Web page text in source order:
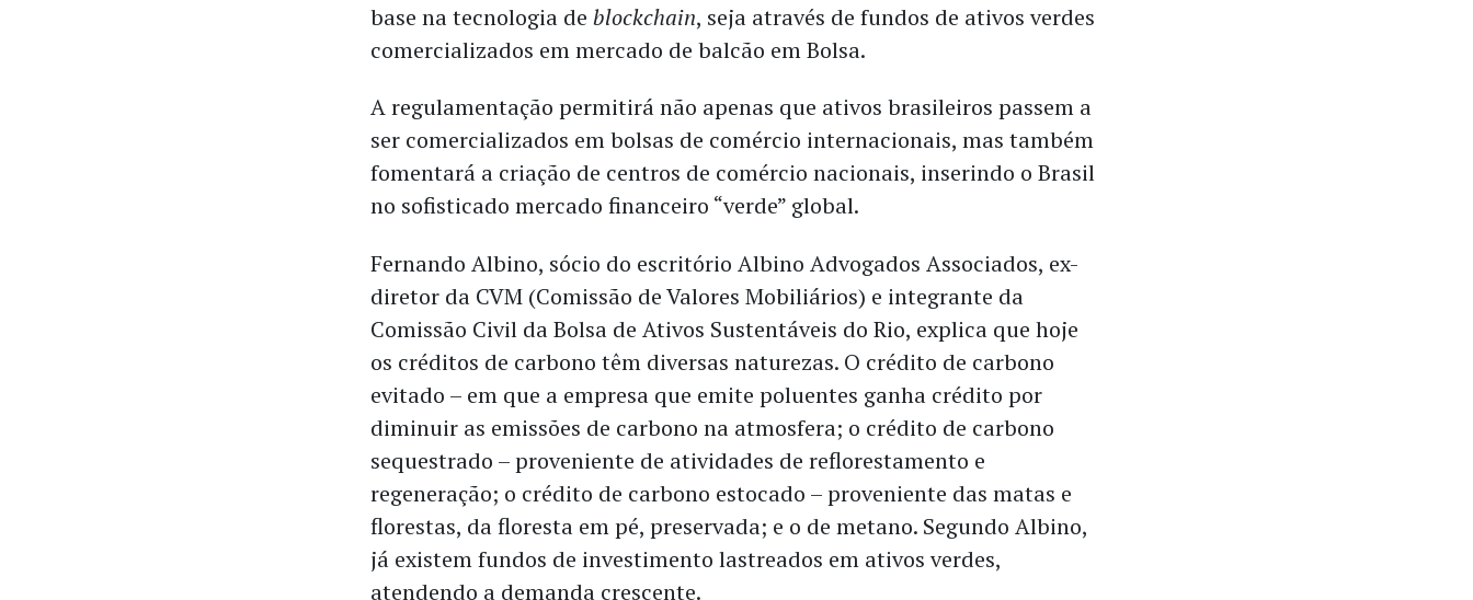
base na tecnologia de blockchain, seja através de fundos de ativos verdes
comercializados em mercado de balcão em Bolsa.
A regulamentação permitirá não apenas que ativos brasileiros passem a
ser comercializados em bolsas de comércio internacionais, mas também
fomentará a criação de centros de comércio nacionais, inserindo o Brasil
no sofisticado mercado financeiro “verde” global.
Fernando Albino, sócio do escritório Albino Advogados Associados, ex-
diretor da CVM (Comissão de Valores Mobiliários) e integrante da
Comissão Civil da Bolsa de Ativos Sustentáveis do Rio, explica que hoje
os créditos de carbono têm diversas naturezas. O crédito de carbono
evitado – em que a empresa que emite poluentes ganha crédito por
diminuir as emissões de carbono na atmosfera; o crédito de carbono
sequestrado – proveniente de atividades de reflorestamento e
regeneração; o crédito de carbono estocado – proveniente das matas e
florestas, da floresta em pé, preservada; e o de metano. Segundo Albino,
já existem fundos de investimento lastreados em ativos verdes,
atendendo a demanda crescente.